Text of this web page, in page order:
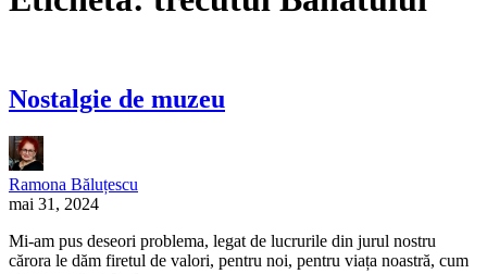
Nostalgie de muzeu
Ramona Băluțescu
mai 31, 2024
Mi-am pus deseori problema, legat de lucrurile din jurul nostru
cărora le dăm firetul de valori, pentru noi, pentru viața noastră, cum